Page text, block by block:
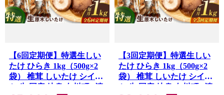
【6回定期便】特選生しい
たけ ひらき 1kg（500g×2
袋） 椎茸 しいたけ シイタ
ケ 生 国産 岐阜 白川町 / 清
【3回定期便】特選生しい
たけ ひらき 1kg（500g×2
袋） 椎茸 しいたけ シイタ
ケ 生 国産 岐阜 白川町 / 清